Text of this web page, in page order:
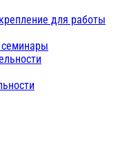
для работы